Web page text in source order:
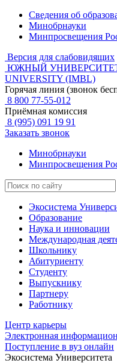
Сведения об
Минобрнауки
Минпросвещения
Версия для слабовидящих
ЮЖНЫЙ
UNIVERSITY (IMBL)
Горячая линия (звонок
8 800 77-55-012
Приёмная комиссия
8 (995) 091 19 91
Заказать звонок
Минобрнауки
Минпросвещения
Экосистема
Образование
Наука и инновации
Международная
Школьнику
Абитуриенту
Студенту
Выпускнику
Партнеру
Работнику
Центр карьеры
Электронная
Поступление в вуз онлайн
Экосистема Университета